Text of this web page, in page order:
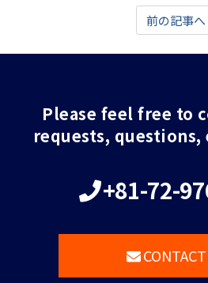
前の記事へ
Please feel free to
requests, questions,
+81-72-